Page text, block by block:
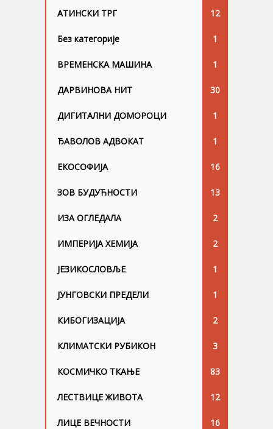
АТИНСКИ ТРГ 12
Без категорије 1
ВРЕМЕНСКА МАШИНА 1
ДАРВИНОВА НИТ 30
ДИГИТАЛНИ ДОМОРОЦИ 1
ЂАВОЛОВ АДВОКАТ 1
ЕКОСОФИЈА 16
ЗОВ БУДУЋНОСТИ 13
ИЗА ОГЛЕДАЛА 2
ИМПЕРИЈА ХЕМИЈА 2
ЈЕЗИКОСЛОВЉЕ 1
ЈУНГОВСKИ ПРЕДЕЛИ 1
КИБОГИЗАЦИЈА 2
КЛИМАТСКИ РУБИКОН 3
КОСМИЧКО ТКАЊЕ 83
ЛЕСТВИЦЕ ЖИВОТА 12
ЛИЦЕ ВЕЧНОСТИ 16